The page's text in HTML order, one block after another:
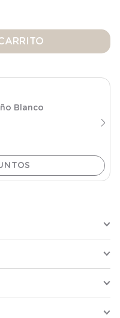
Blanco